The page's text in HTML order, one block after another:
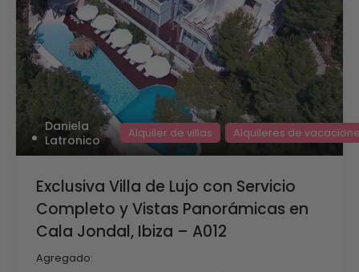
Daniela
Latronico
Alquiler de villas Alquileres de
Exclusiva Villa de Lujo con Servicio
Completo y Vistas Panorámicas en
Cala Jondal, Ibiza – A012
Agregado: